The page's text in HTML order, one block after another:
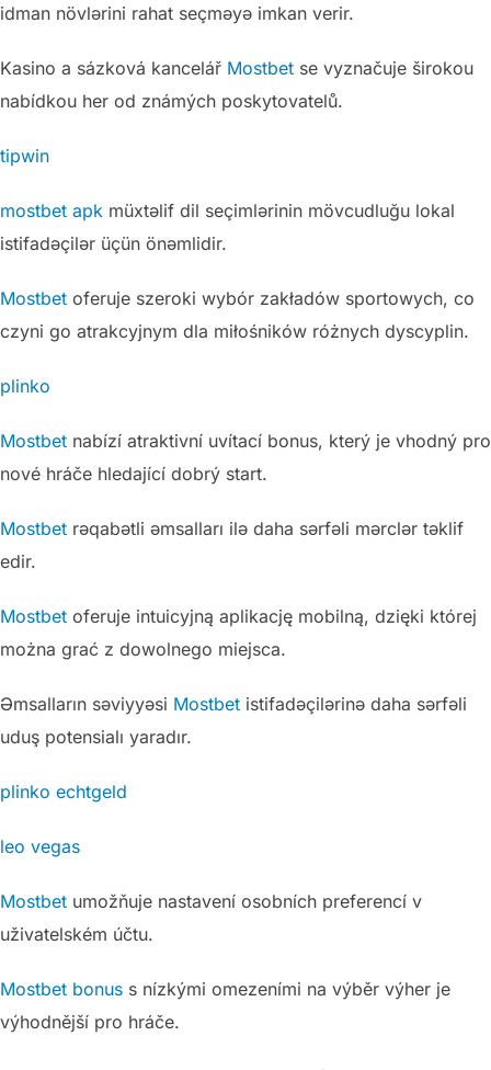
idman növlərini rahat seçməyə imkan verir.
Kasino a sázková kancelář Mostbet se vyznačuje širokou
nabídkou her od známých poskytovatelů.
tipwin
mostbet apk müxtəlif dil seçimlərinin mövcudluğu lokal
istifadəçilər üçün önəmlidir.
Mostbet oferuje szeroki wybór zakładów sportowych, co
czyni go atrakcyjnym dla miłośników różnych dyscyplin.
plinko
Mostbet nabízí atraktivní uvítací bonus, který je vhodný pro
nové hráče hledající dobrý start.
Mostbet rəqabətli əmsalları ilə daha sərfəli mərclər təklif
edir.
Mostbet oferuje intuicyjną aplikację mobilną, dzięki której
można grać z dowolnego miejsca.
Əmsalların səviyyəsi Mostbet istifadəçilərinə daha sərfəli
uduş potensialı yaradır.
plinko echtgeld
leo vegas
Mostbet umožňuje nastavení osobních preferencí v
uživatelském účtu.
Mostbet bonus s nízkými omezeními na výběr výher je
výhodnější pro hráče.